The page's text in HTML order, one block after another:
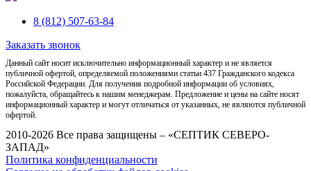
8 (812) 507-63-84
Заказать звонок
Данный сайт носит исключительно информационный характер и не является
публичной офертой, определяемой положениями статьи 437 Гражданского кодекса
Российской Федерации. Для получения подробной информации об условиях,
пожалуйста, обращайтесь к нашим менеджерам. Предложение и цены на сайте носят
информационный характер и могут отличаться от указанных, не являются публичной
офертой.
2010-2026 Все права защищены – «СЕПТИК СЕВЕРО-
ЗАПАД»
Политика конфиденциальности